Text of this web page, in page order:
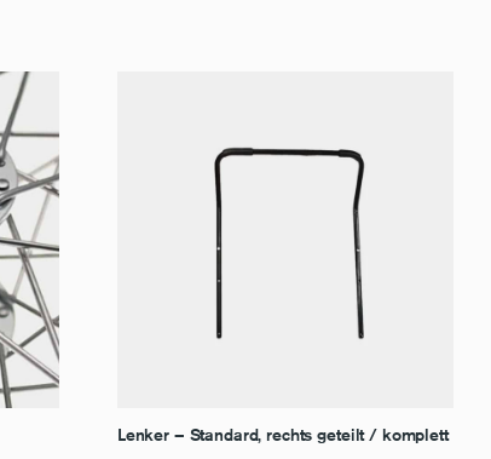
Lenker – Standard, rechts geteilt / komplett